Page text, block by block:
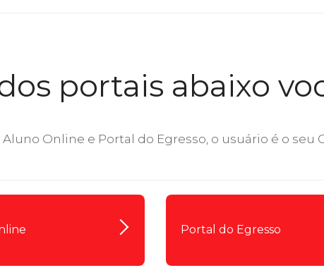
portais abaixo
Online e Portal do Egresso, o usuário é o
Portal do Egresso